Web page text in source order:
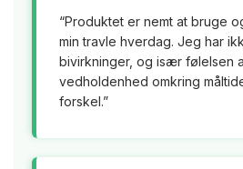
“Produktet er nemt at bruge
min travle hverdag. Jeg har
bivirkninger, og især følelsen
vedholdenhed omkring
forskel.”